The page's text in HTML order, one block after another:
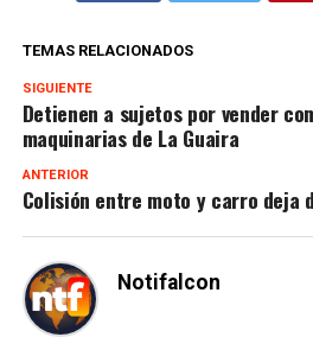
TEMAS RELACIONADOS
SIGUIENTE
Detienen a sujetos por vender
maquinarias de La Guaira
ANTERIOR
Colisión entre moto y carro deja
Notifalcon